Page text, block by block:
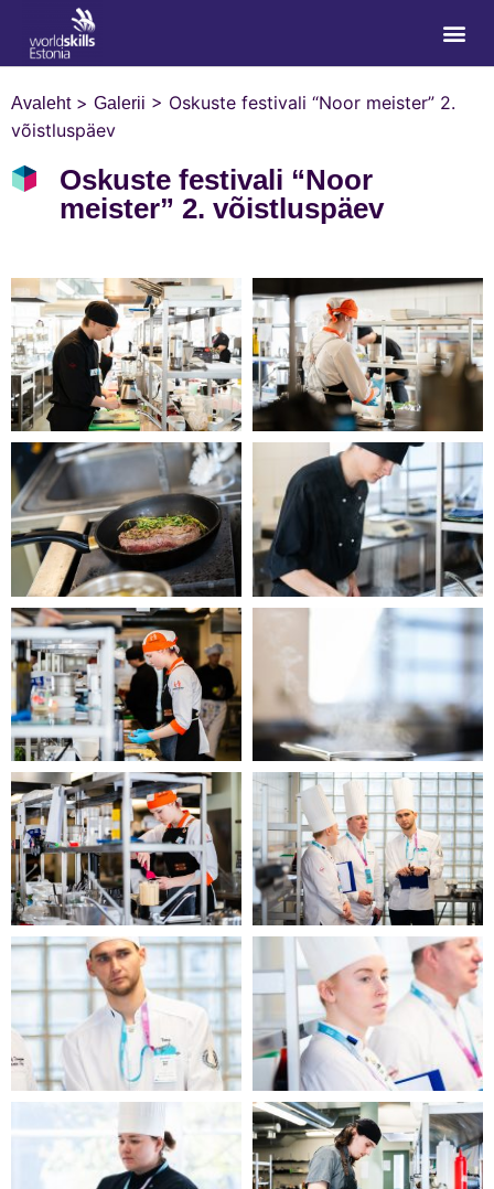
Avaleht> Galerii > Oskuste festivali “Noor meister” 2.
võistluspäev
Oskuste festivali “Noor
meister” 2. võistluspäev